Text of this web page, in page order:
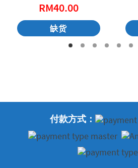
RM40.00
缺货
付款方式：